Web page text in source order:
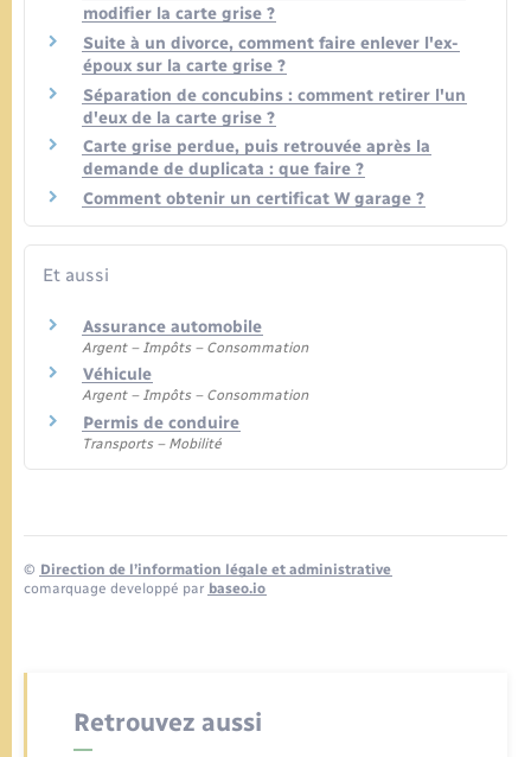
modifier la carte grise ?
Suite à un divorce, comment faire enlever l'ex-
époux sur la carte grise ?
Séparation de concubins : comment retirer l'un
d'eux de la carte grise ?
Carte grise perdue, puis retrouvée après la
demande de duplicata : que faire ?
Comment obtenir un certificat W garage ?
Et aussi
Assurance automobile
Argent – Impôts – Consommation
Véhicule
Argent – Impôts – Consommation
Permis de conduire
Transports – Mobilité
© Direction de l’information légale et administrative
comarquage developpé par baseo.io
Retrouvez aussi